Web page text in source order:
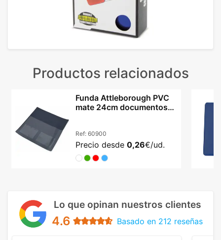
Productos relacionados
Funda Attleborough PVC
mate 24cm documentos
Ref: 60900
Precio desde 0,26€/ud.
Lo que opinan nuestros clientes
4.6 Basado en 212 reseñas